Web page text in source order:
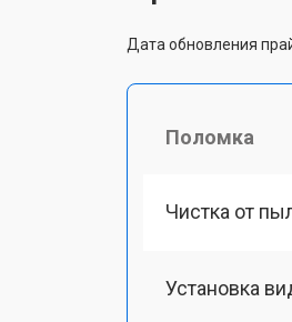
Дата обновления
Поломка
Чистка от
Установка